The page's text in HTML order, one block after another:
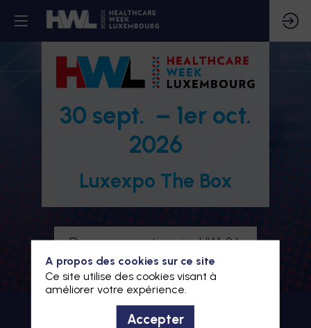
30 sept. – 1er oct.
2026
Luxexpo The Box
Devenez partenaire HWL26
Je m'inscris à HWL26
A propos des cookies sur ce site
Ce site utilise des cookies visant à
améliorer votre expérience.
Accepter